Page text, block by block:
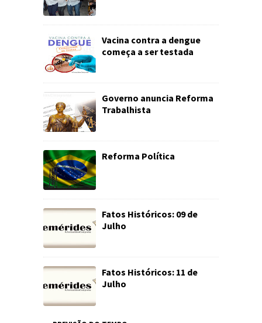
Vacina contra a dengue
começa a ser testada
Governo anuncia Reforma
Trabalhista
Reforma Política
Fatos Históricos: 09 de
Julho
Fatos Históricos: 11 de
Julho